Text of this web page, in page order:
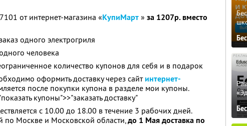
от интернет-магазина «КупиМарт » за 1207р. вместо
одного электрогриля
человека
количество купонов для себя и в подарок
оформить доставку через сайтинтернет-
после покупки купона в разделе мои купоны.
купоны">>"заказать доставку"
с 10.00 до 18.00 в течение 3 рабочих дней.
по Москве и Московской области,до 1 Мая доставка по